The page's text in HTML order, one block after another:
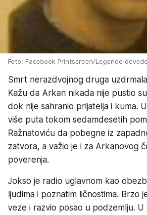
Foto: Facebook Printscreen/Legende
Smrt nerazdvojnog druga
Kažu da Arkan nikada nije pustio
dok nije sahranio prijatelja i kuma.
više puta tokom sedamdesetih
Ražnatoviću da pobegne iz
zatvora, a važio je i za Arkanovog
poverenja.
Jokso je radio uglavnom kao
ljudima i poznatim ličnostima. Brzo
veze i razvio posao u podzemlju.